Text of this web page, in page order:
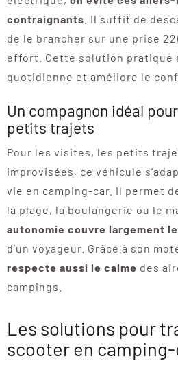
contraignants . Il suffit de
de le brancher sur une prise
effort. Cette solution pratique
quotidienne et améliore le
Un compagnon idéal
petits trajets
Pour les visites, les petits
improvisées, ce véhicule
vie en camping-car. Il permet
la plage, la boulangerie ou le
autonomie couvre largement
d’un voyageur. Grâce à son
respecte aussi le calme des
campings.
Les solutions pour
scooter en